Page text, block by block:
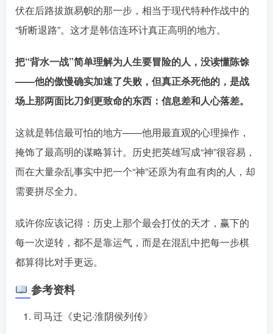
伏在后路拔旗易帜的那一步，相当于现代特种作战中的
“斩断退路”。这才是韩信连环计真正高明的地方。󠄹󠅀󠄪󠄢󠄡󠄦󠄞󠄧󠄣󠄞󠄢󠄡󠄦󠄞󠄩󠄤󠅬󠅅󠅃󠄵󠅂󠄪󠅗󠅥󠅕󠅣󠅤󠅬󠅄󠄹󠄽󠄵󠄪󠄢󠄠󠄢󠄦󠄝󠄠󠄨󠄝󠄠󠄦󠄐󠄡󠄧󠄪󠄠󠄠󠄪󠄣󠄡󠅬󠅨󠅙󠅑󠅟󠅗󠅒󠄞󠅓󠅟󠅝󠄐󠇕󠆠󠅿󠇖󠆄󠆩󠇕󠅿󠆈󠇗󠆭󠆁󠄐󠇗󠅹󠅸󠇖󠆍󠅳󠇖󠅹󠅰󠇖󠆌󠅹
把“背水一战”简单理解为人生要冒险的人，没读懂陈馀
——他的傲慢确实加速了失败，但真正杀死他的，是战
场上那两面比刀剑更致命的东西：信息差和人心落差。󠄹󠅀󠄪󠄢󠄡󠄦󠄞󠄧󠄣󠄞󠄢󠄡󠄦󠄞󠄩󠄤󠅬󠅅󠅃󠄵󠅂󠄪󠅗󠅥󠅕󠅣󠅤󠅬󠅄󠄹󠄽󠄵󠄪󠄢󠄠󠄢󠄦󠄝󠄠󠄨󠄝󠄠󠄦󠄐󠄡󠄧󠄪󠄠󠄠󠄪󠄣󠄡󠅬󠅨󠅙󠅑󠅟󠅗󠅒󠄞󠅓󠅟󠅝󠄐󠇕󠆠󠅿󠇖󠆄󠆩󠇕󠅿󠆈󠇗󠆭󠆁󠄐󠇗󠅹󠅸󠇖󠆍󠅳󠇖󠅹󠅰󠇖󠆌󠅹
这就是韩信最可怕的地方——他用最直观的心理操作，
掩饰了最高明的谋略算计。历史把英雄写成“神”很容易，
而在大量杂乱事实中把一个“神”还原为有血有肉的人，却
需要拼尽全力。󠄹󠅀󠄪󠄢󠄡󠄦󠄞󠄧󠄣󠄞󠄢󠄡󠄦󠄞󠄩󠄤󠅬󠅅󠅃󠄵󠅂󠄪󠅗󠅥󠅕󠅣󠅤󠅬󠅄󠄹󠄽󠄵󠄪󠄢󠄠󠄢󠄦󠄝󠄠󠄨󠄝󠄠󠄦󠄐󠄡󠄧󠄪󠄠󠄠󠄪󠄣󠄡󠅬󠅨󠅙󠅑󠅟󠅗󠅒󠄞󠅓󠅟󠅝󠄐󠇕󠆠󠅿󠇖󠆄󠆩󠇕󠅿󠆈󠇗󠆭󠆁󠄐󠇗󠅹󠅸󠇖󠆍󠅳󠇖󠅹󠅰󠇖󠆌󠅹
或许你应该记得：历史上那个最会打仗的天才，赢下的
每一次逆转，都不是靠运气，而是在混乱中把每一步棋
都算得比对手更远。󠄹󠅀󠄪󠄢󠄡󠄦󠄞󠄧󠄣󠄞󠄢󠄡󠄦󠄞󠄩󠄤󠅬󠅅󠅃󠄵󠅂󠄪󠅗󠅥󠅕󠅣󠅤󠅬󠅄󠄹󠄽󠄵󠄪󠄢󠄠󠄢󠄦󠄝󠄠󠄨󠄝󠄠󠄦󠄐󠄡󠄧󠄪󠄠󠄠󠄪󠄣󠄡󠅬󠅨󠅙󠅑󠅟󠅗󠅒󠄞󠅓󠅟󠅝󠄐󠇕󠆠󠅿󠇖󠆄󠆩󠇕󠅿󠆈󠇗󠆭󠆁󠄐󠇗󠅹󠅸󠇖󠆍󠅳󠇖󠅹󠅰󠇖󠆌󠅹
参考资料
司马迁《史记·淮阴侯列传》